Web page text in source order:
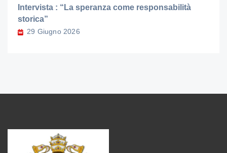
Intervista : “La speranza come responsabilità
storica”
29 Giugno 2026